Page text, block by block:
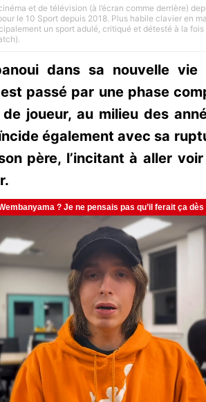
et de télévision (à l’écran comme derrière)
le 10 Sport depuis 2018. Plus habile clavier en
un sport adulé, critiqué et détesté à la
dans sa nouvelle vie
passé par une phase
joueur, au milieu des
également avec sa
père, l’incitant à aller